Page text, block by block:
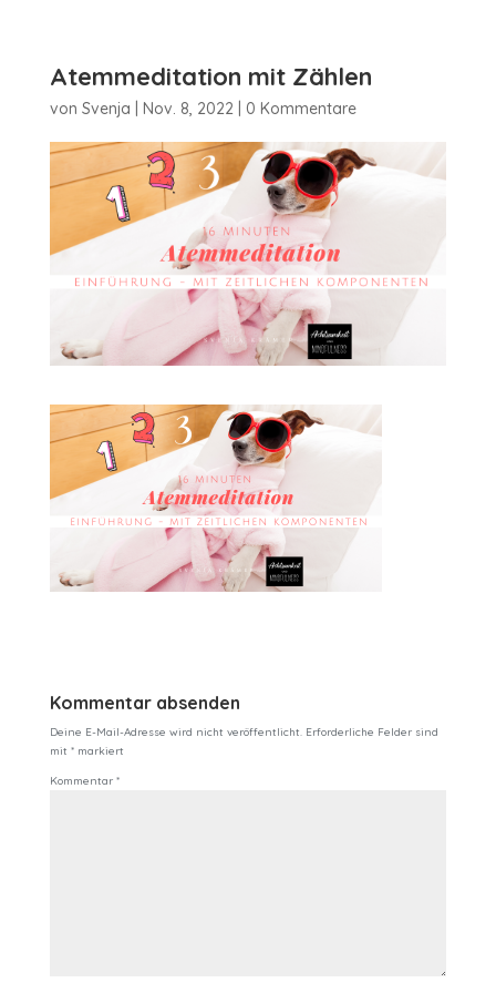
Atemmeditation mit Zählen
von Svenja Nov. 8, 2022| 0 Kommentare
Kommentar absenden
Deine E-Mail-Adresse wird nicht veröffentlicht. Erforderliche Felder sind
mit *markiert
Kommentar *